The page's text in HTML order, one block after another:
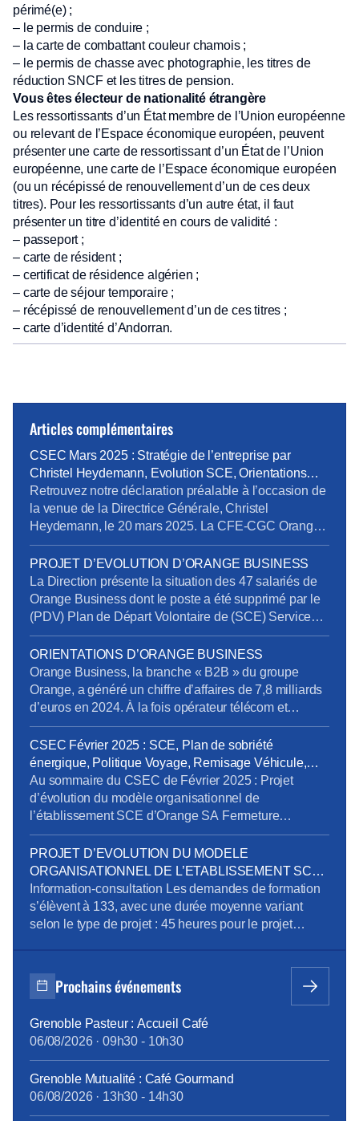
périmé(e) ;
– le permis de conduire ;
– la carte de combattant couleur chamois ;
– le permis de chasse avec photographie, les titres de
réduction SNCF et les titres de pension.
Vous êtes électeur de nationalité étrangère
Les ressortissants d’un État membre de l’Union européenne
ou relevant de l’Espace économique européen, peuvent
présenter une carte de ressortissant d’un État de l’Union
européenne, une carte de l’Espace économique européen
(ou un récépissé de renouvellement d’un de ces deux
titres). Pour les ressortissants d’un autre état, il faut
présenter un titre d’identité en cours de validité :
– passeport ;
– carte de résident ;
– certificat de résidence algérien ;
– carte de séjour temporaire ;
– récépissé de renouvellement d’un de ces titres ;
– carte d’identité d’Andorran.
Articles complémentaires
CSEC Mars 2025 : Stratégie de l’entreprise par
Christel Heydemann, Evolution SCE, Orientations
Orange Business
Retrouvez notre déclaration préalable à l’occasion de
la venue de la Directrice Générale, Christel
Heydemann, le 20 mars 2025. La CFE-CGC Orange
l’a interpellée sur plusieurs sujets issus de l’enquête
de la Commission Nationale de Prévention et de
Sécurité (CNPS) : La situation de RPS et un suicide
reconnu en accident du travail La dégradation […]
PROJET D’EVOLUTION D’ORANGE BUSINESS
La Direction présente la situation des 47 salariés de
Orange Business dont le poste a été supprimé par le
(PDV) Plan de Départ Volontaire de (SCE) Services
de Communication Entreprise) sans qu’ils aient été
volontaires. Rappelons en effet que la Direction s’était
engagée à retrouver des postes pour tous les salariés
impactés. Au 20 mars […]
ORIENTATIONS D’ORANGE BUSINESS
Orange Business, la branche « B2B » du groupe
Orange, a généré un chiffre d’affaires de 7,8 milliards
d’euros en 2024. À la fois opérateur télécom et
intégrateur numérique, elle sert une clientèle
mondiale via trois canaux : Entreprises France,
Grands Clients France et International. Ses services
se répartissent en trois segments : Télécom, Digital et
Intégration. […]
CSEC Février 2025 : SCE, Plan de sobriété
énergique, Politique Voyage, Remisage Véhicule,
Addictions
Au sommaire du CSEC de Février 2025 : Projet
d’évolution du modèle organisationnel de
l’établissement SCE d’Orange SA Fermeture
exceptionnelle de certains sites tertiaires dans le
cadre du plan de sobriété énergétique Mandatement
de la CPRPPST : Politique Voyage, Remisage
Véhicule, Situation de la prévention de l’addiction au
sein du groupe Orange Pour télécharger le […]
PROJET D’EVOLUTION DU MODELE
ORGANISATIONNEL DE L’ETABLISSEMENT SCE
D’ORANGE SA
Information-consultation Les demandes de formation
s’élèvent à 133, avec une durée moyenne variant
selon le type de projet : 45 heures pour le projet
présentiel ont été organisés pour aider les volontaires
à développer leurs compétences, avec des
Prochains événements
Grenoble Pasteur : Accueil Café
06/08/2026· 09h30 - 10h30
Grenoble Mutualité : Café Gourmand
06/08/2026· 13h30 - 14h30